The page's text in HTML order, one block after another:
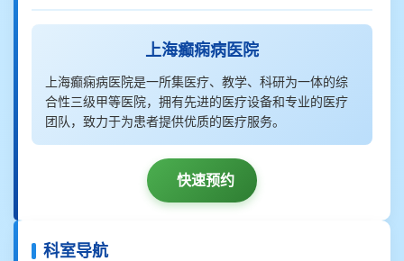
上海癫痫病医院
上海癫痫病医院是一所集医疗、教学、科研为一体的综
合性三级甲等医院，拥有先进的医疗设备和专业的医疗
团队，致力于为患者提供优质的医疗服务。
快速预约
科室导航